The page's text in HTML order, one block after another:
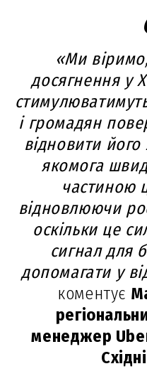
«Ми
досягнення у
і громадян
відновити
якомога
частиною
відновлюючи
оскільки це
сигнал для
допомагати у
коментує
менеджер